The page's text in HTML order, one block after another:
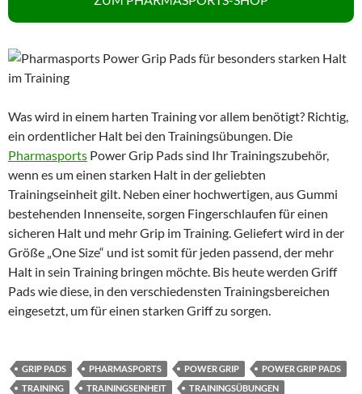
Was wird in einem harten Training vor allem benötigt? Richtig,
ein ordentlicher Halt bei den Trainingsübungen. Die
Pharmasports Power Grip Pads sind Ihr Trainingszubehör,
wenn es um einen starken Halt in der geliebten
Trainingseinheit gilt. Neben einer hochwertigen, aus Gummi
bestehenden Innenseite, sorgen Fingerschlaufen für einen
sicheren Halt und mehr Grip im Training. Geliefert wird in der
Größe „One Size“ und ist somit für jeden passend, der mehr
Halt in sein Training bringen möchte. Bis heute werden Griff
Pads wie diese, in den verschiedensten Trainingsbereichen
eingesetzt, um für einen starken Griff zu sorgen.
GRIP PADS PHARMASPORTS POWER GRIP
POWER GRIP PADS
TRAINING
TRAININGSEINHEIT TRAININGSÜBUNGEN